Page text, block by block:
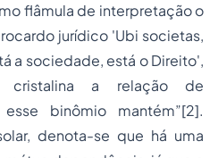
flâmula de interpretação o
jurídico 'Ubi societas,
a sociedade, está o Direito',
cristalina a relação de
binômio mantém”[2].
denota-se que há uma